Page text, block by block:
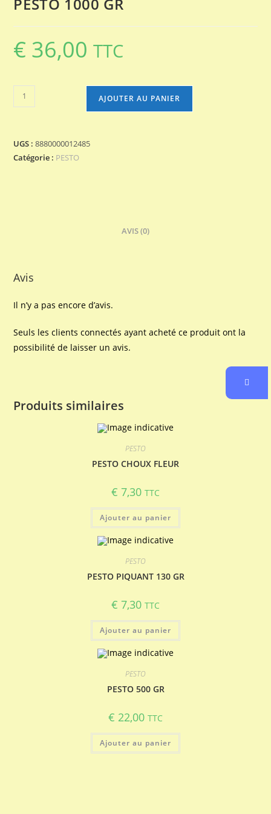
€ 36,00 TTC
quantité
de
GR
AJOUTER AU PANIER
UGS :8880000012485
Catégorie : PESTO
AVIS (0)
Avis
Il n’y a pas encore d’avis.
Seuls les clients connectés ayant acheté ce produit ont la
possibilité de laisser un avis.
Produits similaires
PESTO
PESTO CHOUX FLEUR
€ 7,30 TTC
Ajouter au panier
PESTO
PESTO PIQUANT 130 GR
€ 7,30 TTC
Ajouter au panier
PESTO
PESTO 500 GR
€ 22,00 TTC
Ajouter au panier